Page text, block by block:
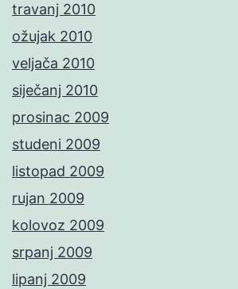
travanj 2010
ožujak 2010
veljača 2010
siječanj 2010
prosinac 2009
studeni 2009
listopad 2009
rujan 2009
kolovoz 2009
srpanj 2009
lipanj 2009